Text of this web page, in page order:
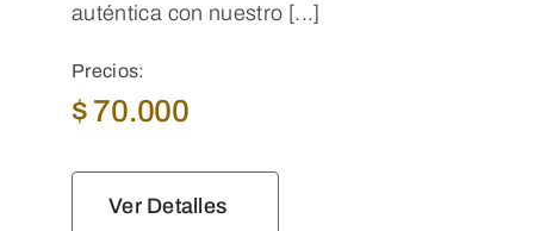
auténtica con nuestro [...]
Precios:
$ 70.000
Ver Detalles